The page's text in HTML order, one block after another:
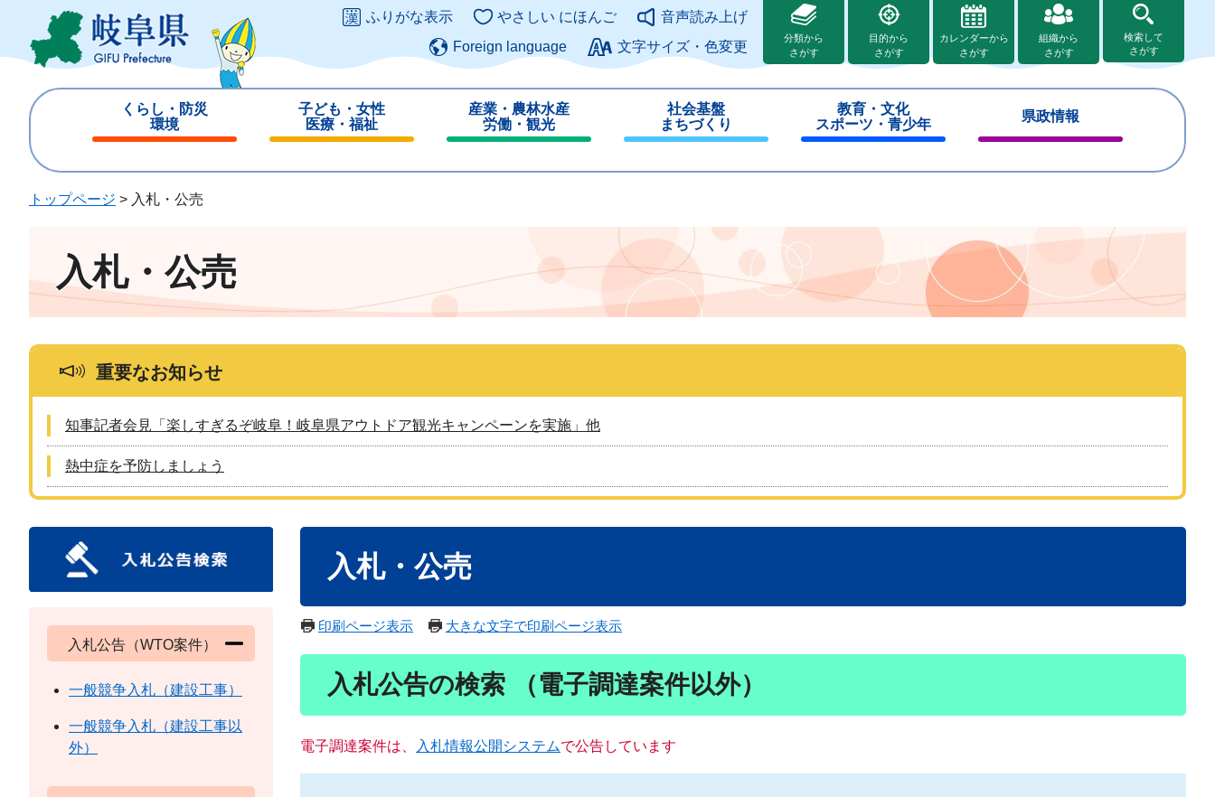
ジ
ュ
このページの本文へ
ふりがな表示 やさしい にほんご
音声読み上げ
Foreign language
文字サイズ・色変更
分類から
さがす
目的から
さがす
カレンダーから
さがす
組織から
さがす
検索して
さがす
くらし・防災
環境
じ
子ども・女性
医療・福祉
じ
産業・農林水産
労働・観光
じ
社会基盤
まちづくり
じ
教育・文化
スポーツ・青少年
じ
県政情報
じ
トップページ > 入札・公売
入札・公売
重要なお知らせ
知事記者会見「楽しすぎるぞ岐阜！岐阜県アウトドア観光キャンペーンを実施」他
熱中症を予防しましょう
入札・公売
印刷ページ表示 大きな文字で印刷ページ表示
入札公告の検索 （電子調達案件以外）
電子調達案件は、 入札情報公開システムで公告しています
入札公告（WTO案件）
一般競争入札（建設工事）
一般競争入札（建設工事以
外）